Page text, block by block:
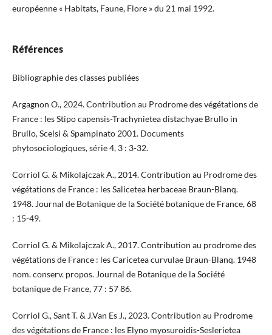
européenne « Habitats, Faune, Flore » du 21 mai 1992.
Références
Bibliographie des classes publiées
Argagnon O., 2024. Contribution au Prodrome des végétations de
France : les Stipo capensis-Trachynietea distachyae Brullo in
Brullo, Scelsi & Spampinato 2001. Documents
phytosociologiques, série 4, 3 : 3-32.
Corriol G. & Mikolajczak A., 2014. Contribution au Prodrome des
végétations de France : les Salicetea herbaceae Braun-Blanq.
1948. Journal de Botanique de la Société botanique de France, 68
: 15-49.
Corriol G. & Mikolajczak A., 2017. Contribution au prodrome des
végétations de France : les Caricetea curvulae Braun-Blanq. 1948
nom. conserv. propos. Journal de Botanique de la Société
botanique de France, 77 : 57 86.
Corriol G., Sant T. & J.Van Es J., 2023. Contribution au Prodrome
des végétations de France : les Elyno myosuroidis-Seslerietea